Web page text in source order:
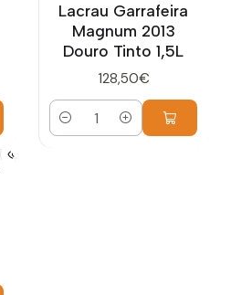
Lacrau Garrafeira
Magnum 2013
Douro Tinto 1,5L
128,50€
Quantidade